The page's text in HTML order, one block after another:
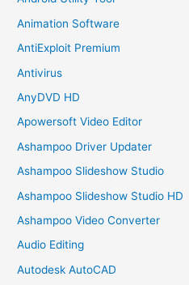
Animation Software
AntiExploit Premium
Antivirus
AnyDVD HD
Apowersoft Video Editor
Ashampoo Driver Updater
Ashampoo Slideshow Studio
Ashampoo Slideshow Studio HD
Ashampoo Video Converter
Audio Editing
Autodesk AutoCAD